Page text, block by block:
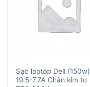
Sạc laptop Dell (150w)
19.5-7.7A Chân kim to